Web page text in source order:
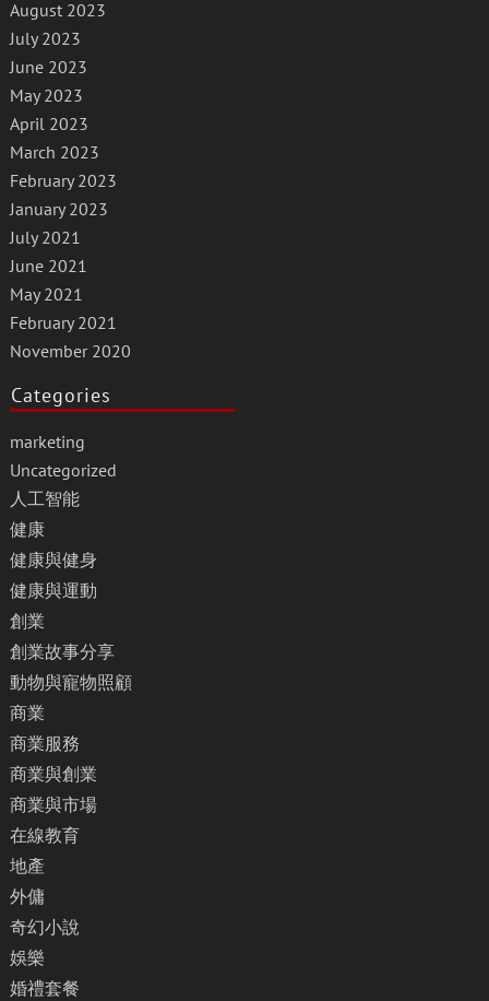
August 2023
July 2023
June 2023
May 2023
April 2023
March 2023
February 2023
January 2023
July 2021
June 2021
May 2021
February 2021
November 2020
Categories
marketing
Uncategorized
人工智能
健康
健康與健身
健康與運動
創業
創業故事分享
動物與寵物照顧
商業
商業服務
商業與創業
商業與市場
在線教育
地產
外傭
奇幻小說
娛樂
婚禮套餐